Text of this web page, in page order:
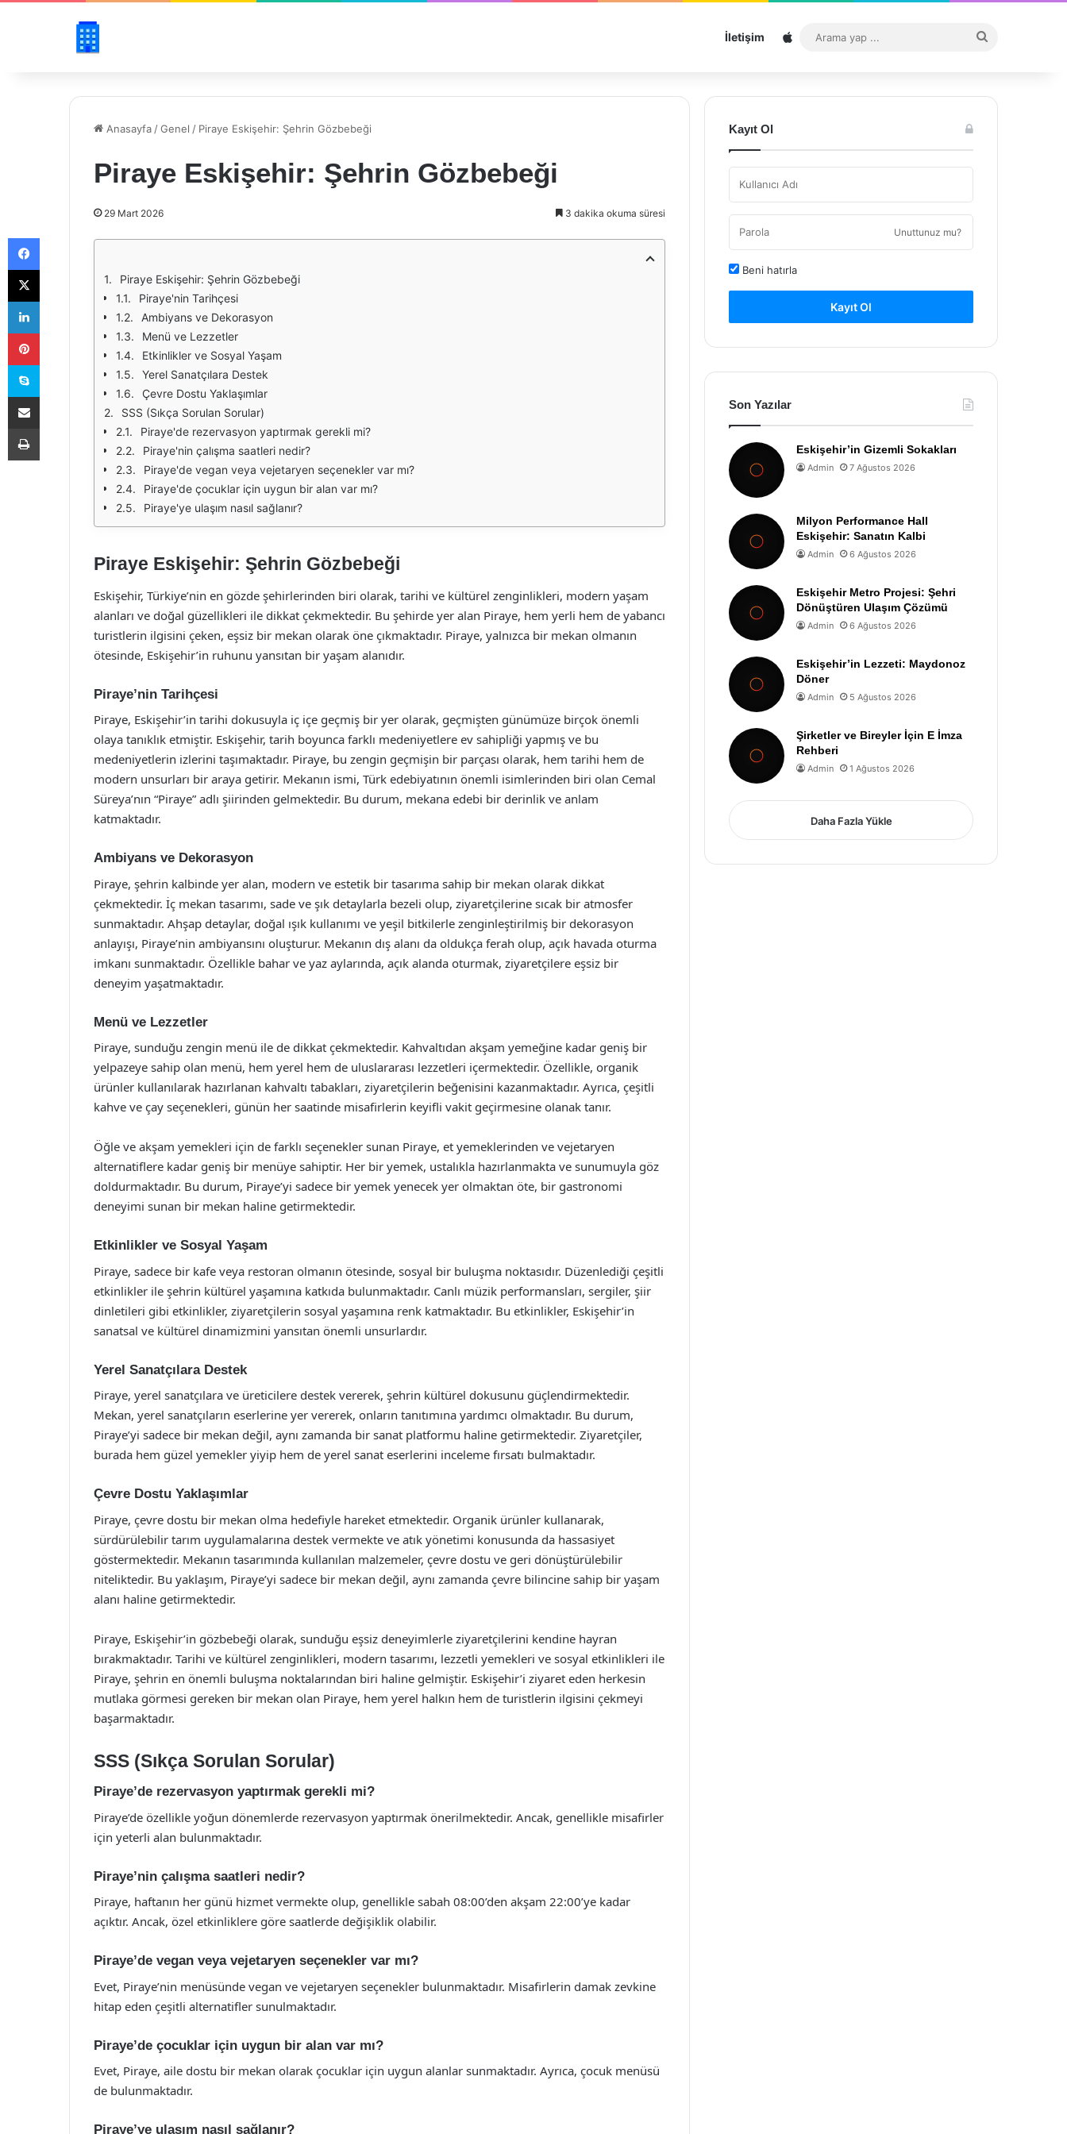
İletişim Sitemap
...
Anasayfa /Genel / Piraye Eskişehir: Şehrin Gözbebeği
Piraye Eskişehir: Şehrin Gözbebeği
29 Mart 2026 3 dakika okuma süresi
Piraye Eskişehir: Şehrin Gözbebeği
Piraye'nin Tarihçesi
Ambiyans ve Dekorasyon
Menü ve Lezzetler
Etkinlikler ve Sosyal Yaşam
Yerel Sanatçılara Destek
Çevre Dostu Yaklaşımlar
SSS (Sıkça Sorulan Sorular)
Piraye'de rezervasyon yaptırmak gerekli mi?
Piraye'nin çalışma saatleri nedir?
Piraye'de vegan veya vejetaryen seçenekler var mı?
Piraye'de çocuklar için uygun bir alan var mı?
Piraye'ye ulaşım nasıl sağlanır?
Piraye Eskişehir: Şehrin Gözbebeği
Eskişehir, Türkiye’nin en gözde şehirlerinden biri olarak, tarihi ve kültürel zenginlikleri, modern yaşam
alanları ve doğal güzellikleri ile dikkat çekmektedir. Bu şehirde yer alan Piraye, hem yerli hem de yabancı
turistlerin ilgisini çeken, eşsiz bir mekan olarak öne çıkmaktadır. Piraye, yalnızca bir mekan olmanın
ötesinde, Eskişehir’in ruhunu yansıtan bir yaşam alanıdır.
Piraye’nin Tarihçesi
Piraye, Eskişehir’in tarihi dokusuyla iç içe geçmiş bir yer olarak, geçmişten günümüze birçok önemli
olaya tanıklık etmiştir. Eskişehir, tarih boyunca farklı medeniyetlere ev sahipliği yapmış ve bu
medeniyetlerin izlerini taşımaktadır. Piraye, bu zengin geçmişin bir parçası olarak, hem tarihi hem de
modern unsurları bir araya getirir. Mekanın ismi, Türk edebiyatının önemli isimlerinden biri olan Cemal
Süreya’nın “Piraye” adlı şiirinden gelmektedir. Bu durum, mekana edebi bir derinlik ve anlam
katmaktadır.
Ambiyans ve Dekorasyon
Piraye, şehrin kalbinde yer alan, modern ve estetik bir tasarıma sahip bir mekan olarak dikkat
çekmektedir. İç mekan tasarımı, sade ve şık detaylarla bezeli olup, ziyaretçilerine sıcak bir atmosfer
sunmaktadır. Ahşap detaylar, doğal ışık kullanımı ve yeşil bitkilerle zenginleştirilmiş bir dekorasyon
anlayışı, Piraye’nin ambiyansını oluşturur. Mekanın dış alanı da oldukça ferah olup, açık havada oturma
imkanı sunmaktadır. Özellikle bahar ve yaz aylarında, açık alanda oturmak, ziyaretçilere eşsiz bir
deneyim yaşatmaktadır.
Menü ve Lezzetler
Piraye, sunduğu zengin menü ile de dikkat çekmektedir. Kahvaltıdan akşam yemeğine kadar geniş bir
yelpazeye sahip olan menü, hem yerel hem de uluslararası lezzetleri içermektedir. Özellikle, organik
ürünler kullanılarak hazırlanan kahvaltı tabakları, ziyaretçilerin beğenisini kazanmaktadır. Ayrıca, çeşitli
kahve ve çay seçenekleri, günün her saatinde misafirlerin keyifli vakit geçirmesine olanak tanır.
Öğle ve akşam yemekleri için de farklı seçenekler sunan Piraye, et yemeklerinden ve vejetaryen
alternatiflere kadar geniş bir menüye sahiptir. Her bir yemek, ustalıkla hazırlanmakta ve sunumuyla göz
doldurmaktadır. Bu durum, Piraye’yi sadece bir yemek yenecek yer olmaktan öte, bir gastronomi
deneyimi sunan bir mekan haline getirmektedir.
Etkinlikler ve Sosyal Yaşam
Piraye, sadece bir kafe veya restoran olmanın ötesinde, sosyal bir buluşma noktasıdır. Düzenlediği çeşitli
etkinlikler ile şehrin kültürel yaşamına katkıda bulunmaktadır. Canlı müzik performansları, sergiler, şiir
dinletileri gibi etkinlikler, ziyaretçilerin sosyal yaşamına renk katmaktadır. Bu etkinlikler, Eskişehir’in
sanatsal ve kültürel dinamizmini yansıtan önemli unsurlardır.
Yerel Sanatçılara Destek
Piraye, yerel sanatçılara ve üreticilere destek vererek, şehrin kültürel dokusunu güçlendirmektedir.
Mekan, yerel sanatçıların eserlerine yer vererek, onların tanıtımına yardımcı olmaktadır. Bu durum,
Piraye’yi sadece bir mekan değil, aynı zamanda bir sanat platformu haline getirmektedir. Ziyaretçiler,
burada hem güzel yemekler yiyip hem de yerel sanat eserlerini inceleme fırsatı bulmaktadır.
Çevre Dostu Yaklaşımlar
Piraye, çevre dostu bir mekan olma hedefiyle hareket etmektedir. Organik ürünler kullanarak,
sürdürülebilir tarım uygulamalarına destek vermekte ve atık yönetimi konusunda da hassasiyet
göstermektedir. Mekanın tasarımında kullanılan malzemeler, çevre dostu ve geri dönüştürülebilir
niteliktedir. Bu yaklaşım, Piraye’yi sadece bir mekan değil, aynı zamanda çevre bilincine sahip bir yaşam
alanı haline getirmektedir.
Piraye, Eskişehir’in gözbebeği olarak, sunduğu eşsiz deneyimlerle ziyaretçilerini kendine hayran
bırakmaktadır. Tarihi ve kültürel zenginlikleri, modern tasarımı, lezzetli yemekleri ve sosyal etkinlikleri ile
Piraye, şehrin en önemli buluşma noktalarından biri haline gelmiştir. Eskişehir’i ziyaret eden herkesin
mutlaka görmesi gereken bir mekan olan Piraye, hem yerel halkın hem de turistlerin ilgisini çekmeyi
başarmaktadır.
SSS (Sıkça Sorulan Sorular)
Piraye’de rezervasyon yaptırmak gerekli mi?
Piraye’de özellikle yoğun dönemlerde rezervasyon yaptırmak önerilmektedir. Ancak, genellikle misafirler
için yeterli alan bulunmaktadır.
Piraye’nin çalışma saatleri nedir?
Piraye, haftanın her günü hizmet vermekte olup, genellikle sabah 08:00’den akşam 22:00’ye kadar
açıktır. Ancak, özel etkinliklere göre saatlerde değişiklik olabilir.
Piraye’de vegan veya vejetaryen seçenekler var mı?
Evet, Piraye’nin menüsünde vegan ve vejetaryen seçenekler bulunmaktadır. Misafirlerin damak zevkine
hitap eden çeşitli alternatifler sunulmaktadır.
Piraye’de çocuklar için uygun bir alan var mı?
Evet, Piraye, aile dostu bir mekan olarak çocuklar için uygun alanlar sunmaktadır. Ayrıca, çocuk menüsü
de bulunmaktadır.
Piraye’ye ulaşım nasıl sağlanır?
Kayıt Ol
Unuttunuz mu?
Beni hatırla
Kayıt Ol
Son Yazılar
Eskişehir’in Gizemli Sokakları
Admin 7 Ağustos 2026
Milyon Performance Hall
Eskişehir: Sanatın Kalbi
Admin 6 Ağustos 2026
Eskişehir Metro Projesi: Şehri
Dönüştüren Ulaşım Çözümü
Admin 6 Ağustos 2026
Eskişehir’in Lezzeti: Maydonoz
Döner
Admin 5 Ağustos 2026
Şirketler ve Bireyler İçin E İmza
Rehberi
Admin 1 Ağustos 2026
Daha Fazla Yükle
Facebook
X
LinkedIn
Pinterest
Skype
E-Posta ile paylaş